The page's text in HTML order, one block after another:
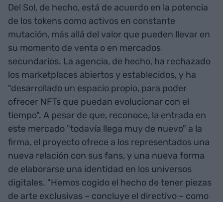
Del Sol, de hecho, está de acuerdo en la potencia
de los tokens como activos en constante
mutación, más allá del valor que pueden llevar en
su momento de venta o en mercados
secundarios. La agencia, de hecho, ha rechazado
los marketplaces abiertos y establecidos, y ha
"desarrollado un espacio propio, para poder
ofrecer NFTs que puedan evolucionar con el
tiempo". A pesar de que, reconoce, la entrada en
este mercado "todavía llega muy de nuevo" a la
firma, el proyecto ofrece a los representados una
nueva relación con sus fans, y una nueva forma
de elaborarse una identidad en los universos
digitales. "Hemos cogido el hecho de tener piezas
de arte exclusivas – concluye el directivo – como